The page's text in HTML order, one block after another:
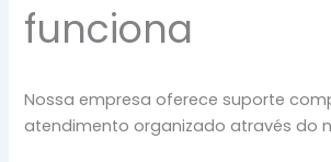
funciona
Nossa empresa oferece suporte
atendimento organizado através do